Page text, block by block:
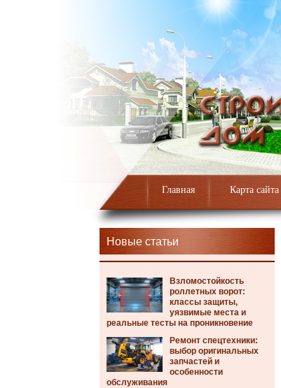
Главная Карта сайта
Новые статьи
Взломостойкость
роллетных ворот:
классы защиты,
уязвимые места и
реальные тесты на проникновение
Ремонт спецтехники:
выбор оригинальных
запчастей и
особенности
обслуживания